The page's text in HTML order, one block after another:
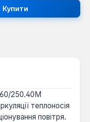
потрібну
Купити
250.40M
теплоносія
повітря.